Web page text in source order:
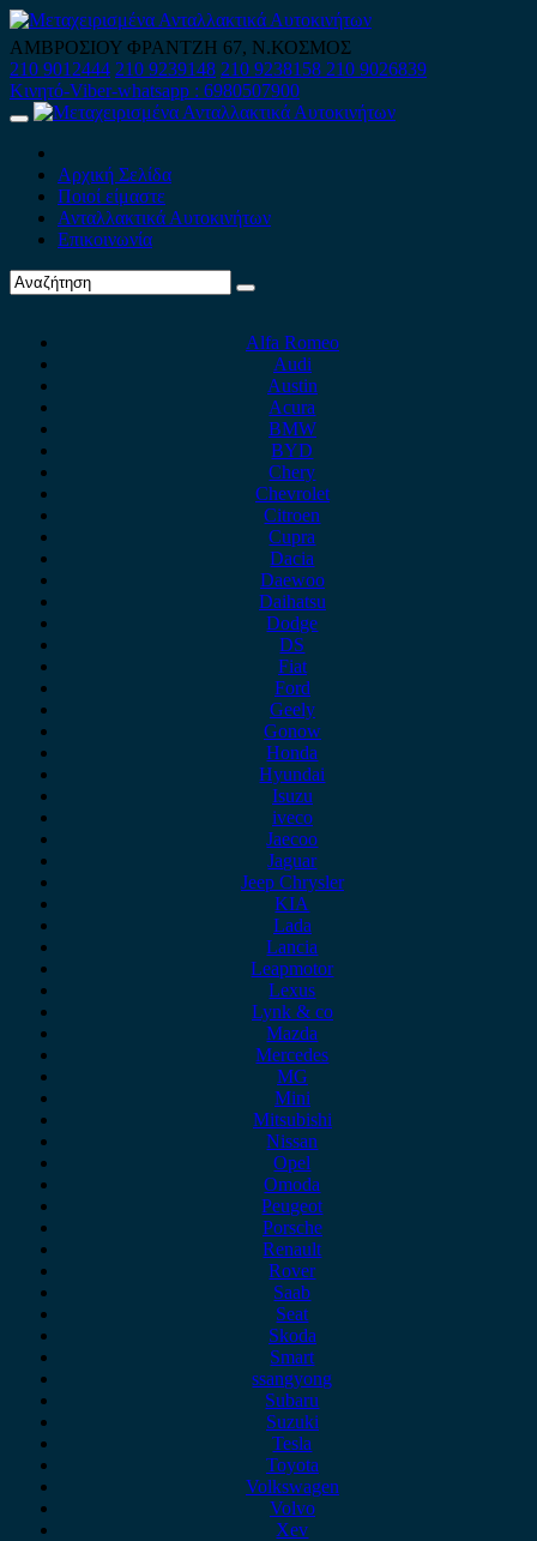
Skip
to
content
ΑΜΒΡΟΣΙΟΥ ΦΡΑΝΤΖΗ 67, Ν.ΚΟΣΜΟΣ
210 9012444 210 9239148 210 9238158 210 9026839
Κινητό-Viber-whatsapp : 6980507900
Primary
Αρχική Σελίδα
Ποιοί είμαστε
Ανταλλακτικά Αυτοκινήτων
Επικοινωνία
Alfa Romeo
Audi
Austin
Acura
BMW
BYD
Chery
Chevrolet
Citroen
Cupra
Dacia
Daewoo
Daihatsu
Dodge
DS
Fiat
Ford
Geely
Gonow
Honda
Hyundai
Isuzu
iveco
Jaecoo
Jaguar
Jeep Chrysler
KIA
Lada
Lancia
Leapmotor
Lexus
Lynk & co
Mazda
Mercedes
MG
Mini
Mitsubishi
Nissan
Opel
Omoda
Peugeot
Porsche
Renault
Rover
Saab
Seat
Skoda
Smart
ssangyong
Subaru
Suzuki
Tesla
Toyota
Volkswagen
Volvo
Xev